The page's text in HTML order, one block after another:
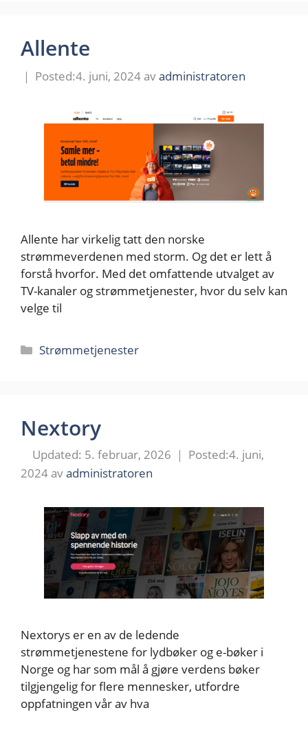
Allente
4. juni, 2024 avadministratoren
Allente har virkelig tatt den norske
strømmeverdenen med storm. Og det er lett å
forstå hvorfor. Med det omfattende utvalget av
TV-kanaler og strømmetjenester, hvor du selv kan
velge til
Kategorier
Strømmetjenester
Nextory
5. februar, 2026
4. juni,
2024 avadministratoren
Nextorys er en av de ledende
strømmetjenestene for lydbøker og e-bøker i
Norge og har som mål å gjøre verdens bøker
tilgjengelig for flere mennesker, utfordre
oppfatningen vår av hva